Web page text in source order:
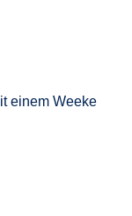
einem Weeke